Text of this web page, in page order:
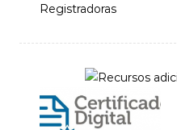
Registradoras